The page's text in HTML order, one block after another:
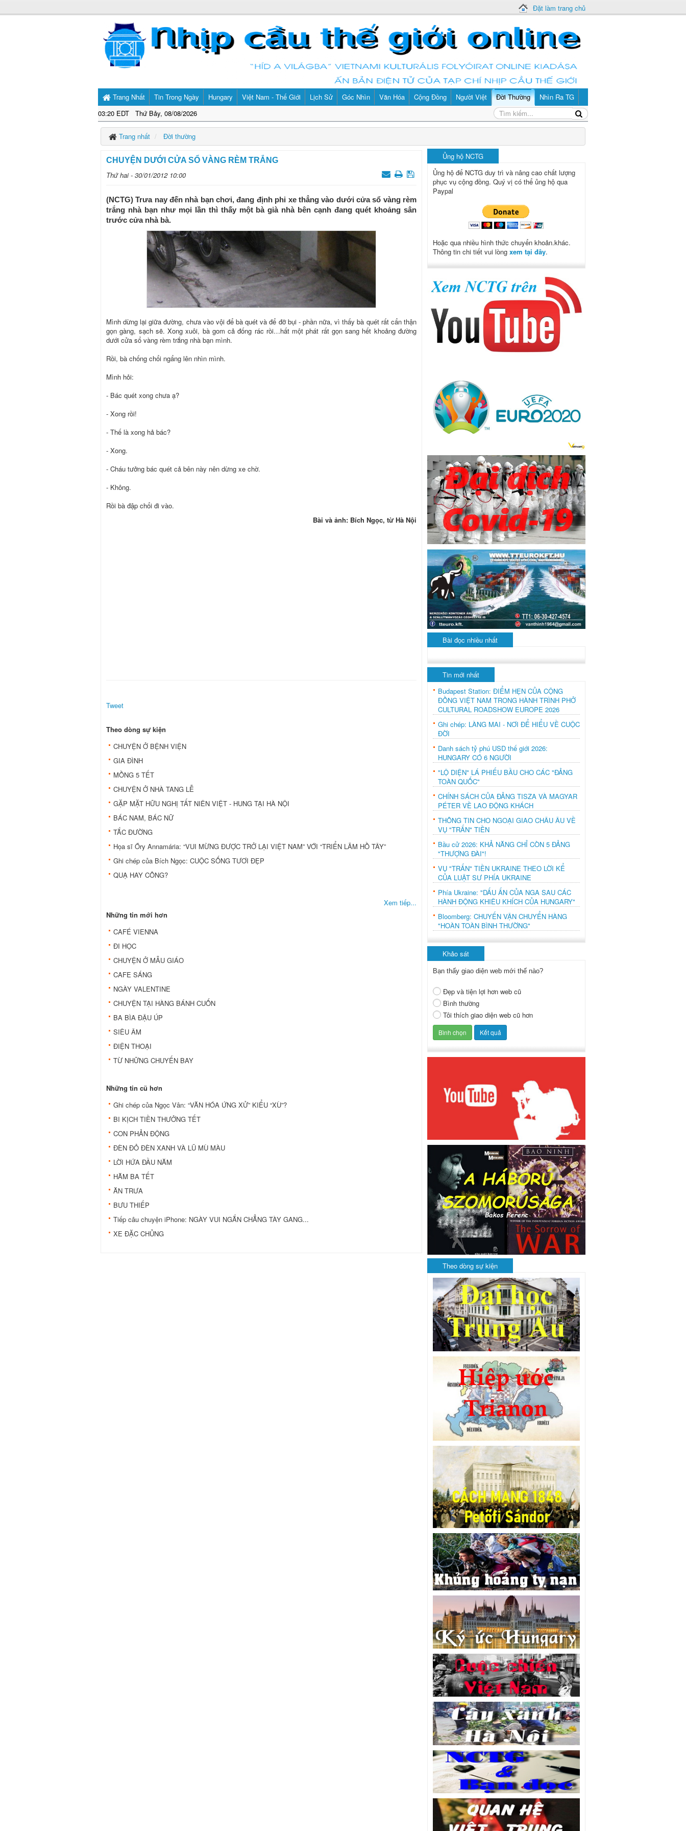
Đặt làm trang chủ
Trang Nhất
03:20 EDT Thứ Bảy, 08/08/2026
Tin Trong Ngày Hungary Việt Nam - Thế Giới Lịch Sử Góc Nhìn Văn Hóa Cộng Đồng Người Việt Đời Thường Nhìn Ra TG
Trang nhất Đời thường
CHUYỆN DƯỚI CỬA SỔ VÀNG RÈM TRẮNG
Thứ hai - 30/01/2012 10:00
(NCTG) Trưa nay đến nhà bạn chơi, đang định phi xe thẳng vào dưới cửa sổ vàng rèm
trắng nhà bạn như mọi lần thì thấy một bà già nhà bên cạnh đang quét khoảng sân
trước cửa nhà bà.
Mình dừng lại giữa đường, chưa vào vội để bà quét và để đỡ bụi - phần nữa, vì thấy bà quét rất cẩn thận
gọn gàng, sạch sẽ. Xong xuôi, bà gom cả đống rác rồi…hất một phát rất gọn sang hết khoảng đường
dưới cửa sổ vàng rèm trắng nhà bạn mình.
Rồi, bà chống chổi ngẩng lên nhìn mình.
Mình hỏi:
- Bác quét xong chưa ạ?
- Xong rồi!
- Thế là xong hả bác?
- Xong.
- Cháu tưởng bác quét cả bên này nên dừng xe chờ.
- Không.
Rồi bà đập chổi đi vào.
Bài và ảnh: Bích Ngọc, từ Hà Nội
Tweet
Theo dòng sự kiện
CHUYỆN Ở BỆNH VIỆN
GIA ĐÌNH
MỒNG 5 TẾT
CHUYỆN Ở NHÀ TANG LỄ
GẶP MẶT HỮU NGHỊ TẤT NIÊN VIỆT - HUNG TẠI HÀ NỘI
BÁC NAM, BÁC NỮ
TẮC ĐƯỜNG
Họa sĩ Őry Annamária: “VUI MỪNG ĐƯỢC TRỞ LẠI VIỆT NAM” VỚI “TRIỂN LÃM HỒ TÂY”
Ghi chép của Bích Ngọc: CUỘC SỐNG TƯƠI ĐẸP
QUẠ HAY CÔNG?
Xem tiếp...
Những tin mới hơn
CAFÉ VIENNA
ÐI HỌC
CHUYỆN Ở MẪU GIÁO
CAFE SÁNG
NGÀY VALENTINE
CHUYỆN TẠI HÀNG BÁNH CUỐN
BA BÌA ÐẬU ÚP
SIÊU ÂM
ÐIỆN THOẠI
TỪ NHỮNG CHUYẾN BAY
Những tin cũ hơn
Ghi chép của Ngọc Vân: “VĂN HÓA ỨNG XỬ” KIỂU “XÙ”?
BI KỊCH TIỀN THƯỞNG TẾT
CON PHẢN ĐỘNG
ÐÈN ÐỎ ÐÈN XANH VÀ LŨ MÙ MÀU
LỜI HỨA ĐẦU NĂM
HĂM BA TẾT
ĂN TRƯA
BƯU THIẾP
Tiếp câu chuyện iPhone: NGÀY VUI NGẮN CHẲNG TÀY GANG...
XE ÐẶC CHỦNG
Ủng hộ NCTG
Ủng hộ để NCTG duy trì và nâng cao chất lượng
phục vụ cộng đồng. Quý vị có thể ủng hộ qua
Paypal
Hoặc qua nhiều hình thức chuyển khoản.khác.
Thông tin chi tiết vui lòng xem tại đây.
Bài đọc nhiều nhất
Tin mới nhất
Budapest Station: ĐIỂM HẸN CỦA CỘNG
ĐỒNG VIỆT NAM TRONG HÀNH TRÌNH PHỞ
CULTURAL ROADSHOW EUROPE 2026
Ghi chép: LÀNG MAI - NƠI ĐỂ HIỂU VỀ CUỘC
ĐỜI
Danh sách tỷ phú USD thế giới 2026:
HUNGARY CÓ 6 NGƯỜI
"LỘ DIỆN" LÁ PHIẾU BẦU CHO CÁC "ĐẢNG
TOÀN QUỐC"
CHÍNH SÁCH CỦA ĐẢNG TISZA VÀ MAGYAR
PÉTER VỀ LAO ĐỘNG KHÁCH
THÔNG TIN CHO NGOẠI GIAO CHÂU ÂU VỀ
VỤ "TRẤN" TIỀN
Bầu cử 2026: KHẢ NĂNG CHỈ CÒN 5 ĐẢNG
"THƯỢNG ĐÀI"!
VỤ "TRẤN" TIỀN UKRAINE THEO LỜI KỂ
CỦA LUẬT SƯ PHÍA UKRAINE
Phía Ukraine: "DẤU ẤN CỦA NGA SAU CÁC
HÀNH ĐỘNG KHIÊU KHÍCH CỦA HUNGARY"
Bloomberg: CHUYẾN VẬN CHUYỂN HÀNG
"HOÀN TOÀN BÌNH THƯỜNG"
Khảo sát
Bạn thấy giao diện web mới thế nào?
Đẹp và tiện lợi hơn web cũ
Bình thường
Tôi thích giao diện web cũ hơn
Theo dòng sự kiện